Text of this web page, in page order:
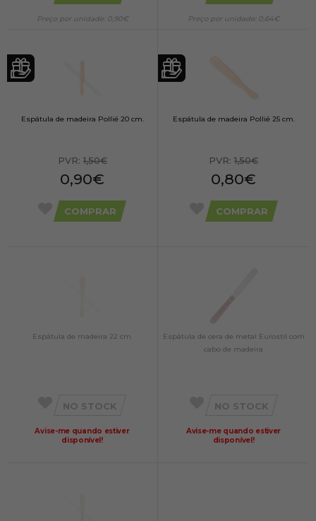
Preço por unidade: 0,90€ Preço por unidade: 0,64€
Espátula de madeira Pollié 20 cm.
PVR:1,50€
0,90€
COMPRAR
Espátula de madeira Pollié 25 cm.
PVR: 1,50€
0,80€
COMPRAR
Espátula de madeira 22 cm.
NO STOCK
Avise-me quando estiver
disponível!
Espátula de cera de metal Eurostil com
cabo de madeira
NO STOCK
Avise-me quando estiver
disponível!